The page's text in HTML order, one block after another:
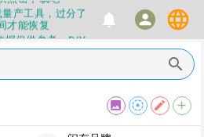
产工具，过分了
才能恢复
据仅供参考，DIY
第三方工具提供的
括量产工具都不
者存在误导，欢
量维护最正确的
notifications person language
search
image filter_tilt_shift edit add